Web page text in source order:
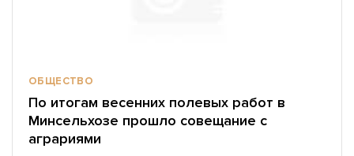
ОБЩЕСТВО
По итогам весенних полевых работ в
Минсельхозе прошло совещание с
аграриями